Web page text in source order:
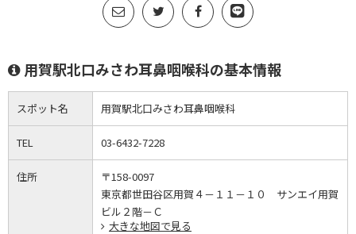
用賀駅北口みさわ耳鼻咽喉科の基本情報
スポット名 用賀駅北口みさわ耳鼻咽喉科
TEL 03-6432-7228
住所
〒158-0097
東京都世田谷区用賀４－１１－１０ サンエイ用賀
ビル２階－Ｃ
大きな地図で見る